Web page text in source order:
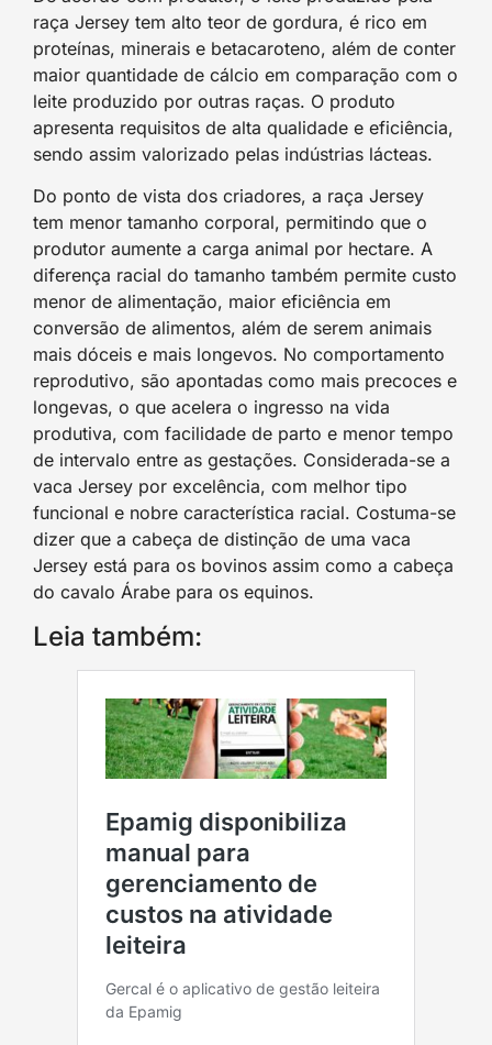
raça Jersey tem alto teor de gordura, é rico em
proteínas, minerais e betacaroteno, além de conter
maior quantidade de cálcio em comparação com o
leite produzido por outras raças. O produto
apresenta requisitos de alta qualidade e eficiência,
sendo assim valorizado pelas indústrias lácteas.
Do ponto de vista dos criadores, a raça Jersey
tem menor tamanho corporal, permitindo que o
produtor aumente a carga animal por hectare. A
diferença racial do tamanho também permite custo
menor de alimentação, maior eficiência em
conversão de alimentos, além de serem animais
mais dóceis e mais longevos. No comportamento
reprodutivo, são apontadas como mais precoces e
longevas, o que acelera o ingresso na vida
produtiva, com facilidade de parto e menor tempo
de intervalo entre as gestações. Considerada-se a
vaca Jersey por excelência, com melhor tipo
funcional e nobre característica racial. Costuma-se
dizer que a cabeça de distinção de uma vaca
Jersey está para os bovinos assim como a cabeça
do cavalo Árabe para os equinos.
Leia também: